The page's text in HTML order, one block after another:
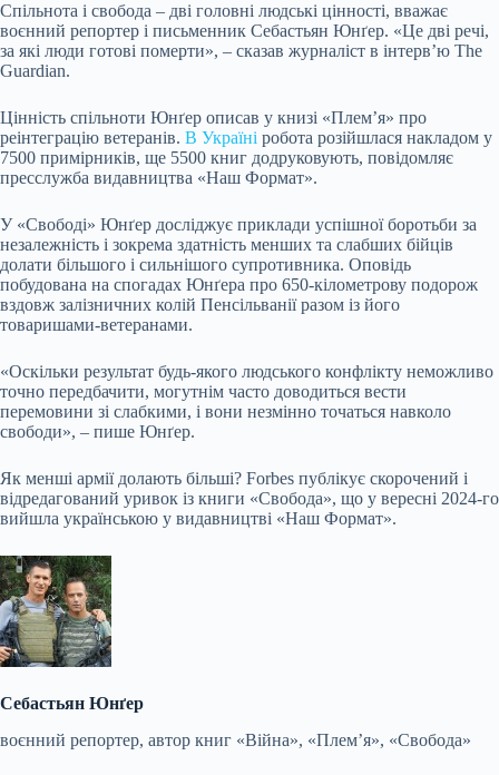
Спільнота і свобода – дві головні людські цінності, вважає
воєнний репортер і письменник Себастьян Юнґер. «Це дві речі,
за які люди готові померти», – сказав журналіст в інтерв’ю The
Guardian.
Цінність спільноти Юнґер описав у книзі «Племʼя» про
реінтеграцію ветеранів. В Україні робота розійшлася накладом у
7500 примірників, ще 5500 книг додруковують, повідомляє
пресслужба видавництва «Наш Формат».
У «Свободі» Юнґер досліджує приклади успішної боротьби за
незалежність і зокрема здатність менших та слабших бійців
долати більшого і сильнішого супротивника. Оповідь
побудована на спогадах Юнґера про 650-кілометрову подорож
вздовж залізничних колій Пенсільванії разом із його
товаришами-ветеранами.
«Оскільки результат будь-якого людського конфлікту неможливо
точно передбачити, могутнім часто доводиться вести
перемовини зі слабкими, і вони незмінно точаться навколо
свободи», – пише Юнґер.
Як менші армії долають більші? Forbes публікує скорочений і
відредагований уривок із книги «Свобода», що у вересні 2024-го
вийшла українською у видавництві «Наш Формат».
Себастьян Юнґер
воєнний репортер, автор книг «Війна», «Племʼя», «Свобода»